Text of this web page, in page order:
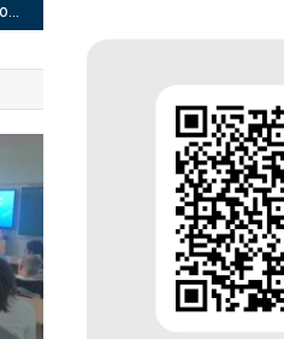
Как встречали Новый год русские классики